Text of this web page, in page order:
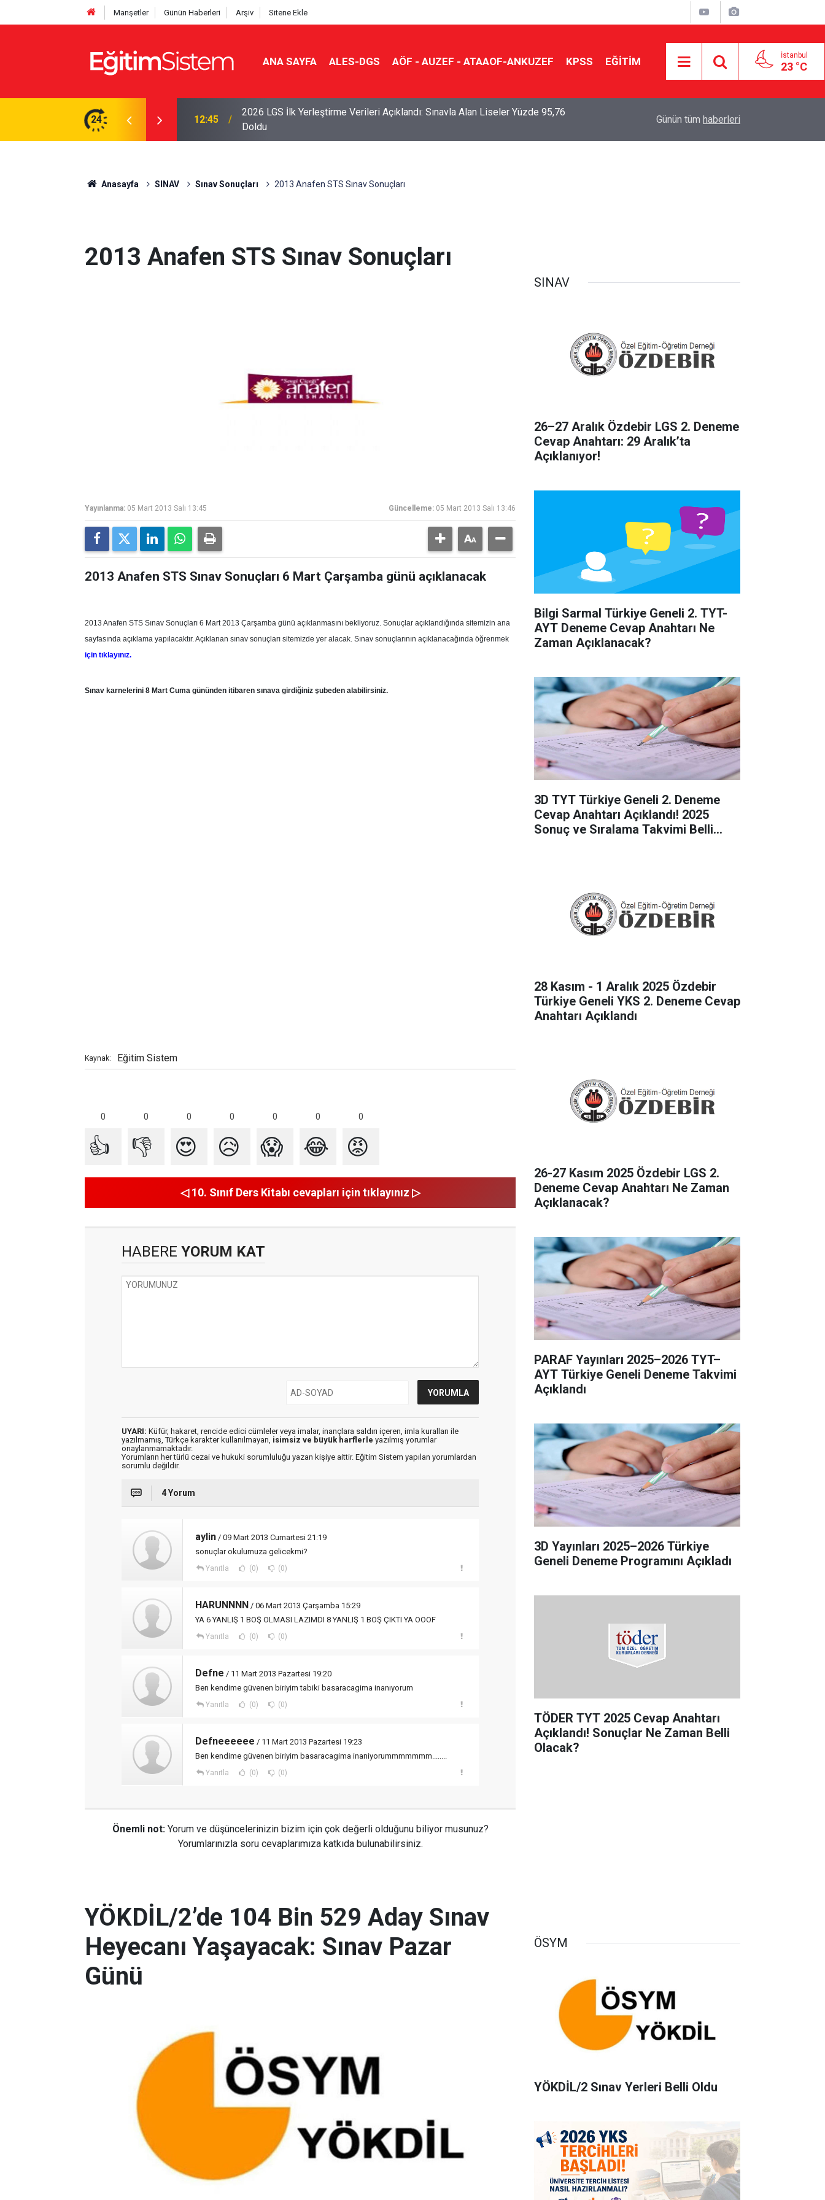
Manşetler Günün Haberleri Arşiv Sitene Ekle
ANA SAYFA ALES-DGS AÖF - AUZEF - ATAAOF-ANKUZEF KPSS EĞİTİM İstanbul
23 °C
24
Sınavla Alan Liseler Yüzde 95,76
04:00
2026 LGS Sonuçları Açıklandı: Her 10 Öğrenciden Yaklaşık 9’u İlk Beş
Tercihine Yerleşti
Yönlendiriyor?
Günün tüm haberleri
Anasayfa SINAV Sınav Sonuçları 2013 Anafen STS Sınav Sonuçları
2013 Anafen STS Sınav Sonuçları
Yayınlanma: 05 Mart 2013 Salı 13:45 Güncelleme: 05 Mart 2013 Salı 13:46
2013 Anafen STS Sınav Sonuçları 6 Mart Çarşamba günü açıklanacak
2013 Anafen STS Sınav Sonuçları 6 Mart 2013 Çarşamba günü açıklanmasını bekliyoruz. Sonuçlar açıklandığında sitemizin ana
sayfasında açıklama yapılacaktır. Açıklanan sınav sonuçları sitemizde yer alacak. Sınav sonuçlarının açıklanacağında öğrenmek
için tıklayınız.
Sınav karnelerini 8 Mart Cuma gününden itibaren sınava girdiğiniz şubeden alabilirsiniz.
Kaynak: Eğitim Sistem
0 0 0 0 0 0 0
👍 👎 😍 😥 😱 😂 😡
◁ 10. Sınıf Ders Kitabı cevapları için tıklayınız ▷
HABERE YORUM KAT
UYARI: Küfür, hakaret, rencide edici cümleler veya imalar, inançlara saldırı içeren, imla kuralları ile
yazılmamış, Türkçe karakter kullanılmayan, isimsiz ve büyük harflerle yazılmış yorumlar
onaylanmamaktadır.
Yorumların her türlü cezai ve hukuki sorumluluğu yazan kişiye aittir. Eğitim Sistem yapılan yorumlardan
sorumlu değildir.
4 Yorum
aylin / 09 Mart 2013 Cumartesi 21:19
sonuçlar okulumuza gelicekmi?
Yanıtla (0) (0)
HARUNNNN / 06 Mart 2013 Çarşamba 15:29
YA 6 YANLIŞ 1 BOŞ OLMASI LAZIMDI 8 YANLIŞ 1 BOŞ ÇIKTI YA OOOF
Yanıtla (0) (0)
Defne / 11 Mart 2013 Pazartesi 19:20
Ben kendime güvenen biriyim tabiki basaracagima inanıyorum
Yanıtla (0) (0)
Defneeeeee / 11 Mart 2013 Pazartesi 19:23
Ben kendime güvenen biriyim basaracagima inaniyorummmmmmm........
Yanıtla (0) (0)
Önemli not: Yorum ve düşüncelerinizin bizim için çok değerli olduğunu biliyor musunuz?
Yorumlarınızla soru cevaplarımıza katkıda bulunabilirsiniz.
SINAV
26–27 Aralık Özdebir LGS 2. Deneme
Cevap Anahtarı: 29 Aralık’ta
Açıklanıyor!
Bilgi Sarmal Türkiye Geneli 2. TYT-
AYT Deneme Cevap Anahtarı Ne
Zaman Açıklanacak?
3D TYT Türkiye Geneli 2. Deneme
Cevap Anahtarı Açıklandı! 2025
Sonuç ve Sıralama Takvimi Belli
28 Kasım - 1 Aralık 2025 Özdebir
Türkiye Geneli YKS 2. Deneme Cevap
Anahtarı Açıklandı
26-27 Kasım 2025 Özdebir LGS 2.
Deneme Cevap Anahtarı Ne Zaman
Açıklanacak?
PARAF Yayınları 2025–2026 TYT–
AYT Türkiye Geneli Deneme Takvimi
Açıklandı
3D Yayınları 2025–2026 Türkiye
Geneli Deneme Programını Açıkladı
TÖDER TYT 2025 Cevap Anahtarı
Açıklandı! Sonuçlar Ne Zaman Belli
Olacak?
YÖKDİL/2’de 104 Bin 529 Aday Sınav
Heyecanı Yaşayacak: Sınav Pazar
Günü
ÖSYM
YÖKDİL/2 Sınav Yerleri Belli Oldu